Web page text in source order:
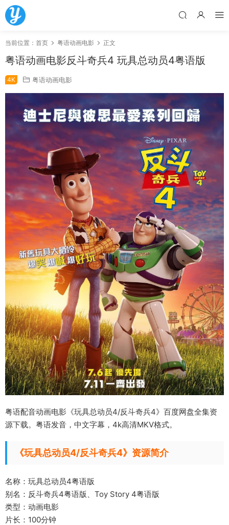
当前位置： 首页 粤语动画电影 正文
粤语动画电影反斗奇兵4 玩具总动员4粤语版
4K 粤语动画电影
粤语配音动画电影《玩具总动员4/反斗奇兵4》百度网盘全集资
源下载。粤语发音，中文字幕，4k高清MKV格式。
《玩具总动员4/反斗奇兵4》资源简介
名称：玩具总动员4粤语版
别名：反斗奇兵4粤语版、Toy Story 4粤语版
类型：动画电影
片长：100分钟